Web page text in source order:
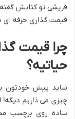
قریشی تو کتابش
قیمت گذاری حرفه
چرا قیمت
حیاتیه؟
شاید پیش خودتون
چیزی می ذاریم دیگه!
ساده روی برچسب